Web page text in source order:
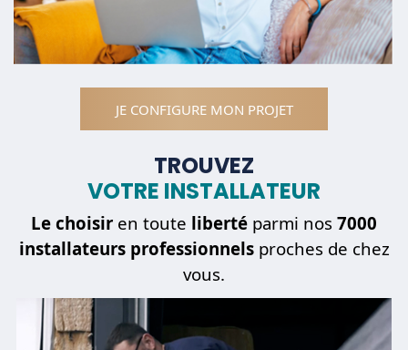
JE CONFIGURE MON PROJET
TROUVEZ
VOTRE INSTALLATEUR
Le choisir en toute liberté parmi nos 7000
installateurs professionnelsproches de chez
vous.